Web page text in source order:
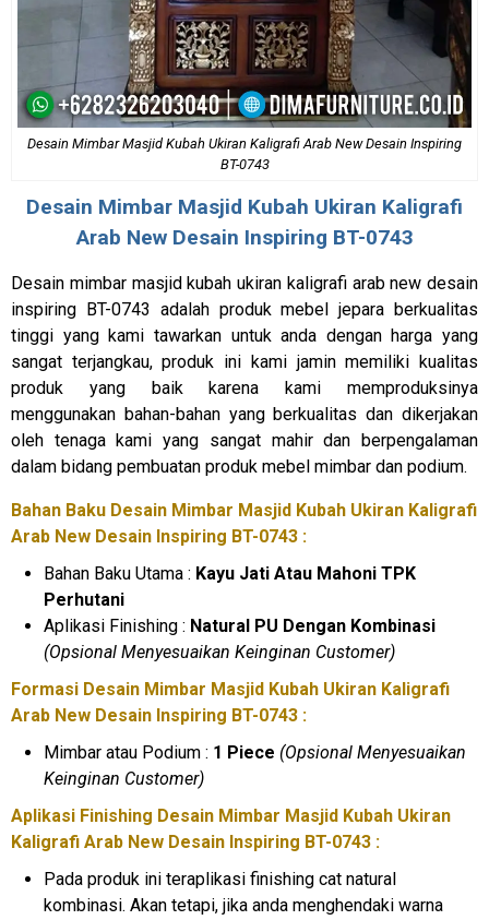
Desain Mimbar Masjid Kubah Ukiran Kaligrafi Arab New Desain Inspiring
BT-0743
Desain Mimbar Masjid Kubah Ukiran Kaligrafi
Arab New Desain Inspiring BT-0743
Desain mimbar masjid kubah ukiran kaligrafi arab new desain
inspiring BT-0743 adalah produk mebel jepara berkualitas
tinggi yang kami tawarkan untuk anda dengan harga yang
sangat terjangkau, produk ini kami jamin memiliki kualitas
produk yang baik karena kami memproduksinya
menggunakan bahan-bahan yang berkualitas dan dikerjakan
oleh tenaga kami yang sangat mahir dan berpengalaman
dalam bidang pembuatan produk mebel mimbar dan podium.
Bahan Baku Desain Mimbar Masjid Kubah Ukiran Kaligrafi
Arab New Desain Inspiring BT-0743 :
Bahan Baku Utama : Kayu Jati Atau Mahoni TPK
Perhutani
Aplikasi Finishing : Natural PU Dengan Kombinasi
(Opsional Menyesuaikan Keinginan Customer)
Formasi Desain Mimbar Masjid Kubah Ukiran Kaligrafi
Arab New Desain Inspiring BT-0743 :
Mimbar atau Podium : 1 Piece (Opsional Menyesuaikan
Keinginan Customer)
Aplikasi Finishing Desain Mimbar Masjid Kubah Ukiran
Kaligrafi Arab New Desain Inspiring BT-0743 :
Pada produk ini teraplikasi finishing cat natural
kombinasi. Akan tetapi, jika anda menghendaki warna